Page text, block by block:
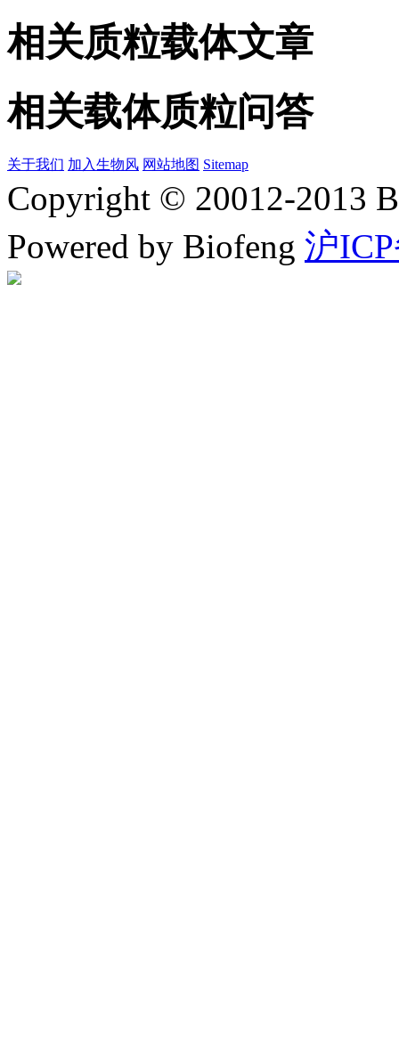
相关质粒载体文章
相关载体质粒问答
关于我们 加入生物风 网站地图 Sitemap
Copyright © 20012-2013
Powered by Biofeng 沪